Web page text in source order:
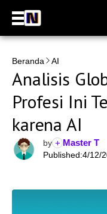
Beranda AI
Analisis
Profesi Ini
karena AI
by + Master T
Published:4/12/